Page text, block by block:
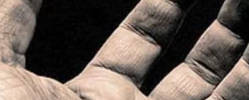
HUKUM MEMBAYAR ZAKAT KEPADA KERABAT SENDIRI